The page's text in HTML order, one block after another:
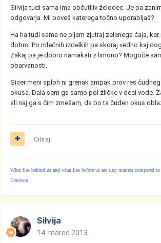
Silvija tudi sama ima občutljiv želodec. Je pa
odgovarja. Mi poveš katerega točno uporabljaš?
Ha ha tudi sama ne pijem zjutraj zelenega čaja,
dobro. Po mlečnih izdelkih pa skoraj vedno kaj
Zakaj pa je dobro namakati z limono? Mogoče
obarvanosti.
Sicer meni sploh ni grenak ampak prov res
okusa. Dala sem ga samo pol žličke v deci vode.
ali naj ga s čim zmešam, da bo ta čuden okus
Citiraj
What lies behind us and what lies before us are tiny matters compared
Emerson
Silvija
14. marec 2013